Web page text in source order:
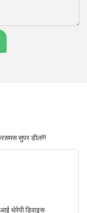
सुपर डील!!!